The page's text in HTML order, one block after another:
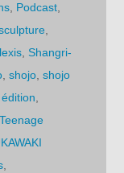
Podcast
,Shangri-
,shojo ,shojo
Teenage